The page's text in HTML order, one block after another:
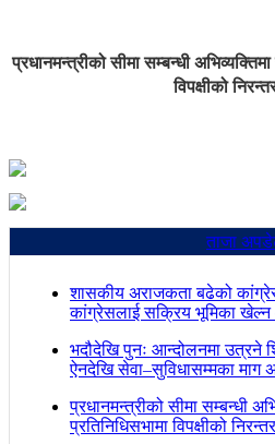
प्रधानमन्त्रीको सीमा सम्बन्धी
विपक्षीको
ताजा
शासकीय अराजकता बढेको
कांग्रेसलाई सक्रिय भूमिका
भदौदेखि पुनः आन्दोलनमा उत्रने
ऐनदेखि सेवा–सुविधासम्मका माग
प्रधानमन्त्रीको सीमा सम्बन्धी
प्रतिनिधिसभामा विपक्षीको